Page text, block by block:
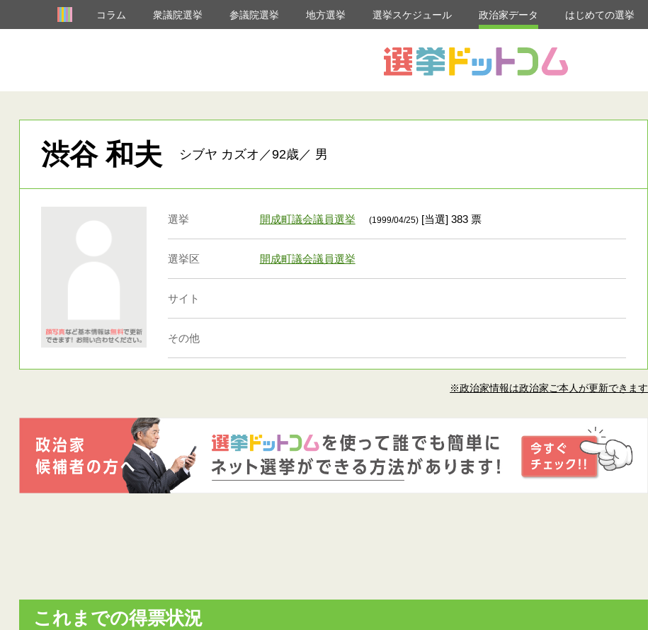
コラム 衆議院選挙 参議院選挙 地方選挙 選挙スケジュール 政治家データ はじめての選挙
渋谷 和夫 シブヤ カズオ／92歳／ 男
選挙 開成町議会議員選挙 (1999/04/25)[当選] 383 票
選挙区 開成町議会議員選挙
サイト
その他
※政治家情報は政治家ご本人が更新できます
これまでの得票状況